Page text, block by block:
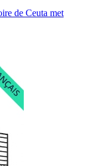
de Ceuta met